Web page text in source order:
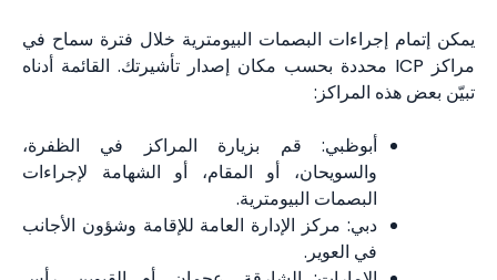
يمكن إتمام إجراءات البصمات البيومترية خلال فترة سماح في
مراكز ICP محددة بحسب مكان إصدار تأشيرتك. القائمة أدناه
تبيّن بعض هذه المراكز:
أبوظبي: قم بزيارة المراكز في الظفرة،
والسويحان، أو المقام، أو الشهامة لإجراءات
البصمات البيومترية.
دبي: مركز الإدارة العامة للإقامة وشؤون الأجانب
في العوير.